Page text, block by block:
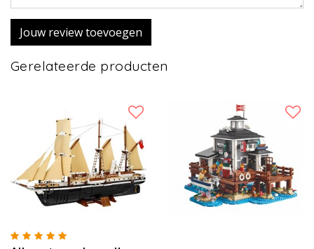
Jouw review toevoegen
Gerelateerde producten